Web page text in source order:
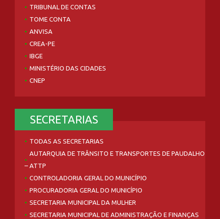
TRIBUNAL DE CONTAS
TOME CONTA
ANVISA
CREA-PE
IBGE
MINISTÉRIO DAS CIDADES
CNEP
SECRETARIAS
TODAS AS SECRETARIAS
AUTARQUIA DE TRÂNSITO E TRANSPORTES DE PAUDALHO
– ATTP
CONTROLADORIA GERAL DO MUNICÍPIO
PROCURADORIA GERAL DO MUNICÍPIO
SECRETARIA MUNICIPAL DA MULHER
SECRETARIA MUNICIPAL DE ADMINISTRAÇÃO E FINANÇAS